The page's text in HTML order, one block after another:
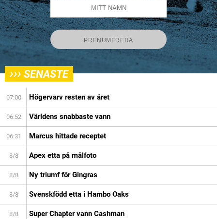
››› SENASTE
07:00 Högervarv resten av året
06:52 Världens snabbaste vann
06:31 Marcus hittade receptet
8/8 Apex etta på målfoto
8/8 Ny triumf för Gingras
8/8 Svenskfödd etta i Hambo Oaks
8/8 Super Chapter vann Cashman